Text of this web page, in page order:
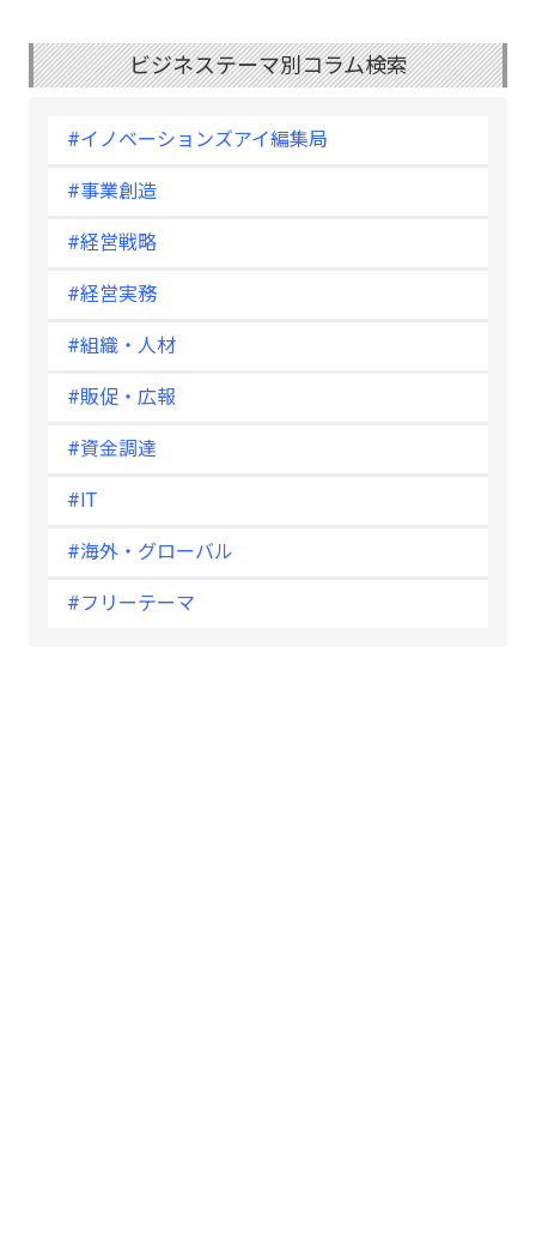
ビジネステーマ別コラム検索
#イノベーションズアイ編集局
#事業創造
#経営戦略
#経営実務
#組織・人材
#販促・広報
#資金調達
#IT
#海外・グローバル
#フリーテーマ